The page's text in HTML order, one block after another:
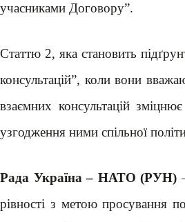
учасниками Договору”.
Статтю 2, яка становить
консультацій”, коли вони
взаємних консультацій
узгодження ними спільної
Рада Україна – НАТО (РУН)
рівності з метою просування